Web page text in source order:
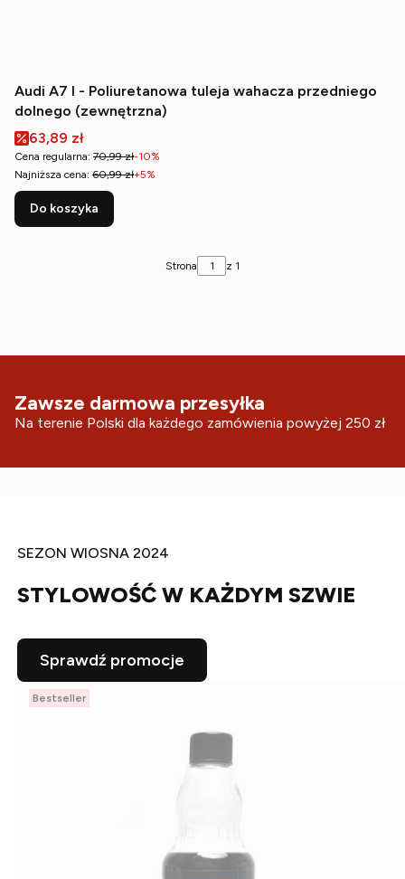
Audi A7 I - Poliuretanowa tuleja wahacza przedniego
dolnego (zewnętrzna)
Cena promocyjna
63,89 zł
Cena regularna: 70,99 zł-10%
Najniższa cena: 60,99 zł+5%
Do koszyka
Strona z 1
Zawsze darmowa przesyłka
Na terenie Polski dla każdego zamówienia powyżej 250 zł
SEZON WIOSNA 2024
STYLOWOŚĆ W KAŻDYM SZWIE
Sprawdź promocje
Bestseller